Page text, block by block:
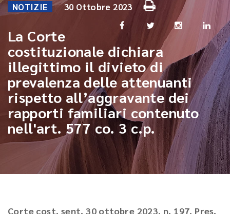
NOTIZIE 30 Ottobre 2023
La Corte
costituzionale dichiara
illegittimo il divieto di
prevalenza delle attenuanti
rispetto all’aggravante dei
rapporti familiari contenuto
nell'art. 577 co. 3 c.p.
Corte cost. sent. 30 ottobre 2023, n. 197, Pres.